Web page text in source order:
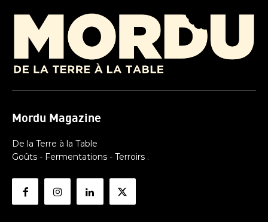
Mordu Magazine
De la Terre à la Table
Goûts - Fermentations - Terroirs .